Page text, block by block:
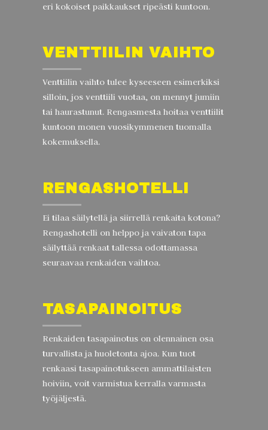
eri kokoiset paikkaukset ripeästi kuntoon.
VENTTIILIN VAIHTO
Venttiilin vaihto tulee kyseeseen esimerkiksi
silloin, jos venttiili vuotaa, on mennyt jumiin
tai haurastunut. Rengasmesta hoitaa venttiilit
kuntoon monen vuosikymmenen tuomalla
kokemuksella.
RENGASHOTELLI
Ei tilaa säilytellä ja siirrellä renkaita kotona?
Rengashotelli on helppo ja vaivaton tapa
säilyttää renkaat tallessa odottamassa
seuraavaa renkaiden vaihtoa.
TASAPAINOITUS
Renkaiden tasapainotus on olennainen osa
turvallista ja huoletonta ajoa. Kun tuot
renkaasi tasapainotukseen ammattilaisten
hoiviin, voit varmistua kerralla varmasta
työjäljestä.